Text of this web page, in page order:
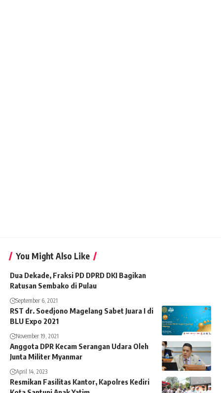
You Might Also Like
Dua Dekade, Fraksi PD DPRD DKI Bagikan
Ratusan Sembako di Pulau
September 6, 2021
RST dr. Soedjono Magelang Sabet Juara I di
BLU Expo 2021
November 19, 2021
Anggota DPR Kecam Serangan Udara Oleh
Junta Militer Myanmar
April 14, 2023
Resmikan Fasilitas Kantor, Kapolres Kediri